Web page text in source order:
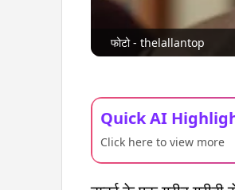
फोटो - thelallantop
Quick AI
Click here to view more